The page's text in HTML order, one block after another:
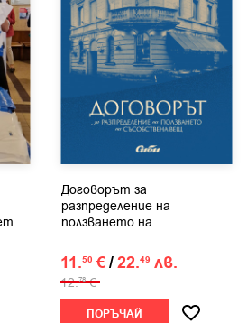
Договорът за
разпределение на
ползването на
11.50 €/22.49 лв.
12.78 €
ПОРЪЧАЙ